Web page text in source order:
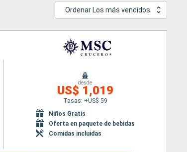
Ordenar Los más vendidos
desde
US$ 1,019
Tasas: +US$ 59
Niños Gratis
Oferta en paquete de bebidas
Comidas incluidas